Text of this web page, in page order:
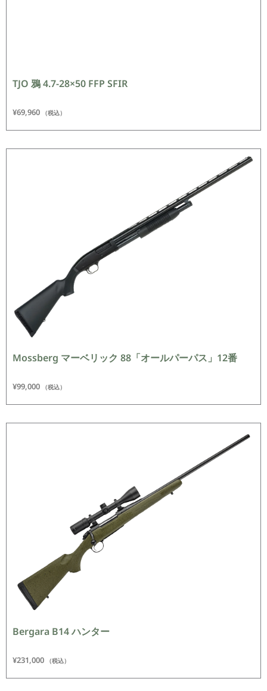
TJO 鴉 4.7-28×50 FFP SFIR
¥69,960 （税込）
Mossberg マーベリック 88「オールパーパス」12番
¥99,000 （税込）
Bergara B14 ハンター
¥231,000 （税込）